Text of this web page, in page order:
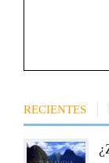
RECIENTES